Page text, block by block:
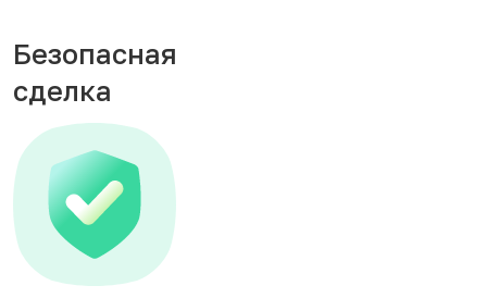
Безопасная
сделка